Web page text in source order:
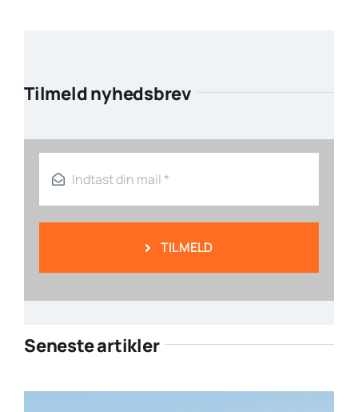
Tilmeld nyhedsbrev
TILMELD
Seneste artikler